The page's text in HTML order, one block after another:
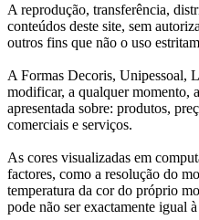
A reprodução, transferência,
conteúdos deste site, sem
outros fins que não o uso
A Formas Decoris, Unipessoal,
modificar, a qualquer momento,
apresentada sobre: produtos,
comerciais e serviços.
As cores visualizadas em
factores, como a resolução do
temperatura da cor do próprio
pode não ser exactamente igual